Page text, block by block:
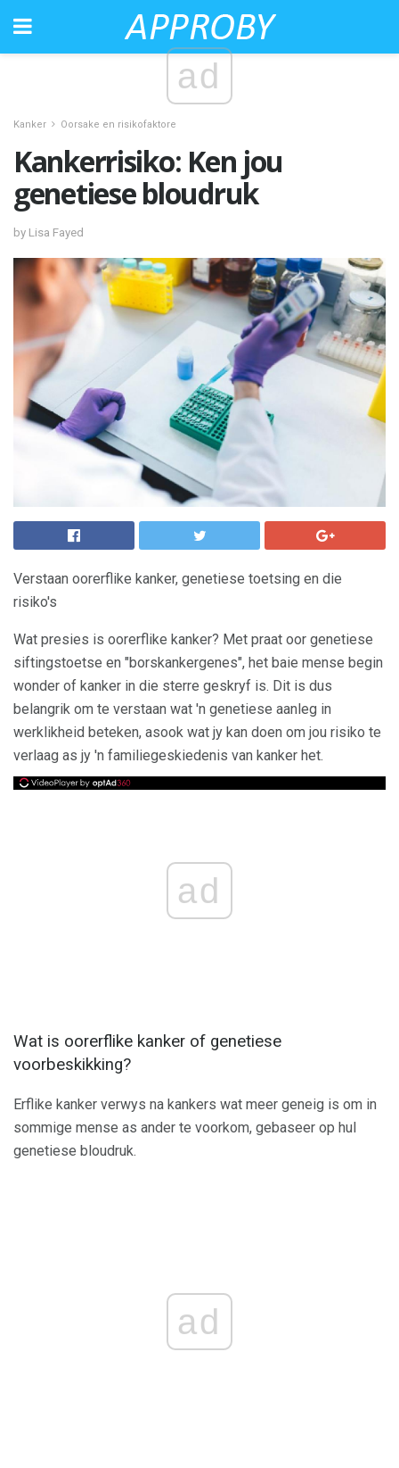
ad
Kanker Oorsake en risikofaktore
Kankerrisiko: Ken jou
genetiese bloudruk
by Lisa Fayed
Verstaan ​​oorerflike kanker, genetiese toetsing en die
risiko's
Wat presies is oorerflike kanker? Met praat oor genetiese
siftingstoetse en "borskankergenes", het baie mense begin
wonder of kanker in die sterre geskryf is. Dit is dus
belangrik om te verstaan ​​wat 'n genetiese aanleg in
werklikheid beteken, asook wat jy kan doen om jou risiko te
verlaag as jy 'n familiegeskiedenis van kanker het.
ad
Wat is oorerflike kanker of genetiese
voorbeskikking?
Erflike kanker verwys na kankers wat meer geneig is om in
sommige mense as ander te voorkom, gebaseer op hul
genetiese bloudruk.
ad